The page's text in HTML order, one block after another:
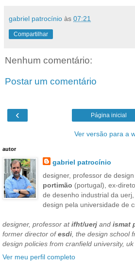
gabriel patrocínio às 07:21
Compartilhar
Nenhum comentário:
Postar um comentário
‹ Página inicial
Ver versão para a
autor
gabriel patrocínio
designer, professor de
portimão (portugal), ex-
de desenho industrial da
design pela universidade de
designer, professor atifht/uerj and ismat
former director ofesdi , the design school
design policies from cranfield university, uk
Ver meu perfil completo